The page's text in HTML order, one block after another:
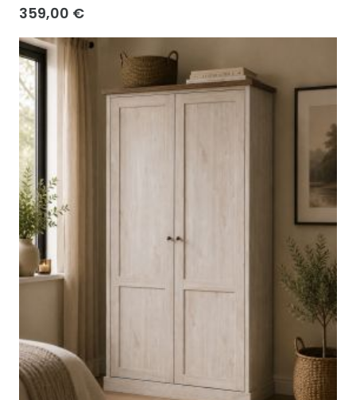
359,00 €